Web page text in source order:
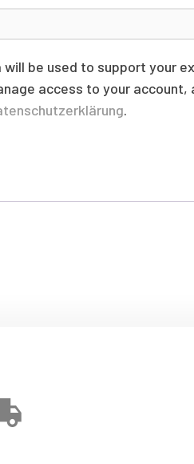
will be used to support your
access to your account,
.